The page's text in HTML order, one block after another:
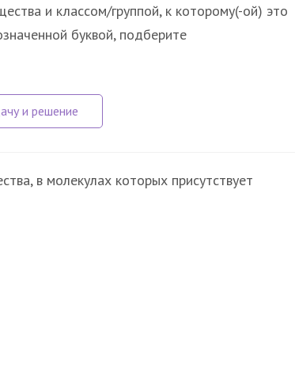
и классом/группой, к которому(-ой) это
буквой, подберите
в молекулах которых присутствует